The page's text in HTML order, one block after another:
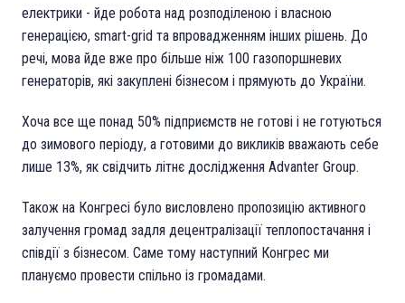
електрики - йде робота над розподіленою і власною
генерацією, smart-grid та впровадженням інших рішень. До
речі, мова йде вже про більше ніж 100 газопоршневих
генераторів, які закуплені бізнесом і прямують до України.
Хоча все ще понад 50% підприємств не готові і не готуються
до зимового періоду, а готовими до викликів вважають себе
лише 13%, як свідчить літнє дослідження Advanter Group.
Також на Конгресі було висловлено пропозицію активного
залучення громад задля децентралізації теплопостачання і
співдії з бізнесом. Саме тому наступний Конгрес ми
плануємо провести спільно із громадами.